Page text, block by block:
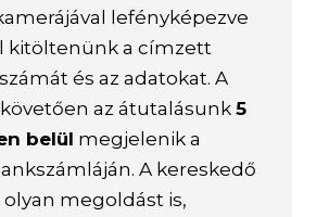
lefényképezve
kitöltenünk a címzett
és az adatokat. A
az átutalásunk5
belül megjelenik a
A kereskedő
megoldást is,